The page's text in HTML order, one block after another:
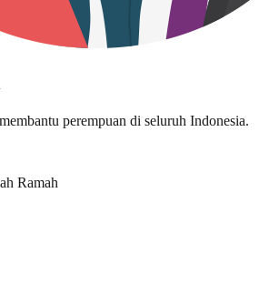
perempuan di seluruh Indonesia.
Ramah